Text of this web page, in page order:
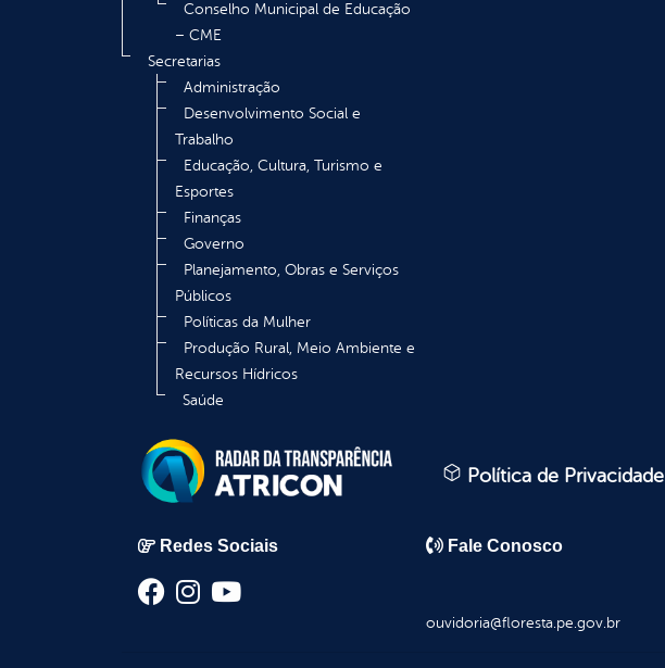
Conselho Municipal de Educação
– CME
Secretarias
Administração
Desenvolvimento Social e
Trabalho
Educação, Cultura, Turismo e
Esportes
Finanças
Governo
Planejamento, Obras e Serviços
Públicos
Políticas da Mulher
Produção Rural, Meio Ambiente e
Recursos Hídricos
Saúde
Política de Privacidade
Redes Sociais Fale Conosco
ouvidoria@floresta.pe.gov.br